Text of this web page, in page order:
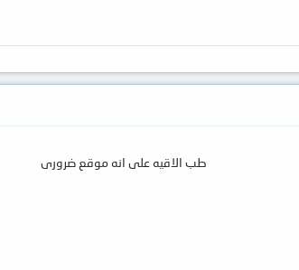
طب الاقيه على انه موقع ضرورى